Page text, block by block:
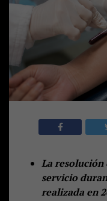
La resolución
servicio
realizada en